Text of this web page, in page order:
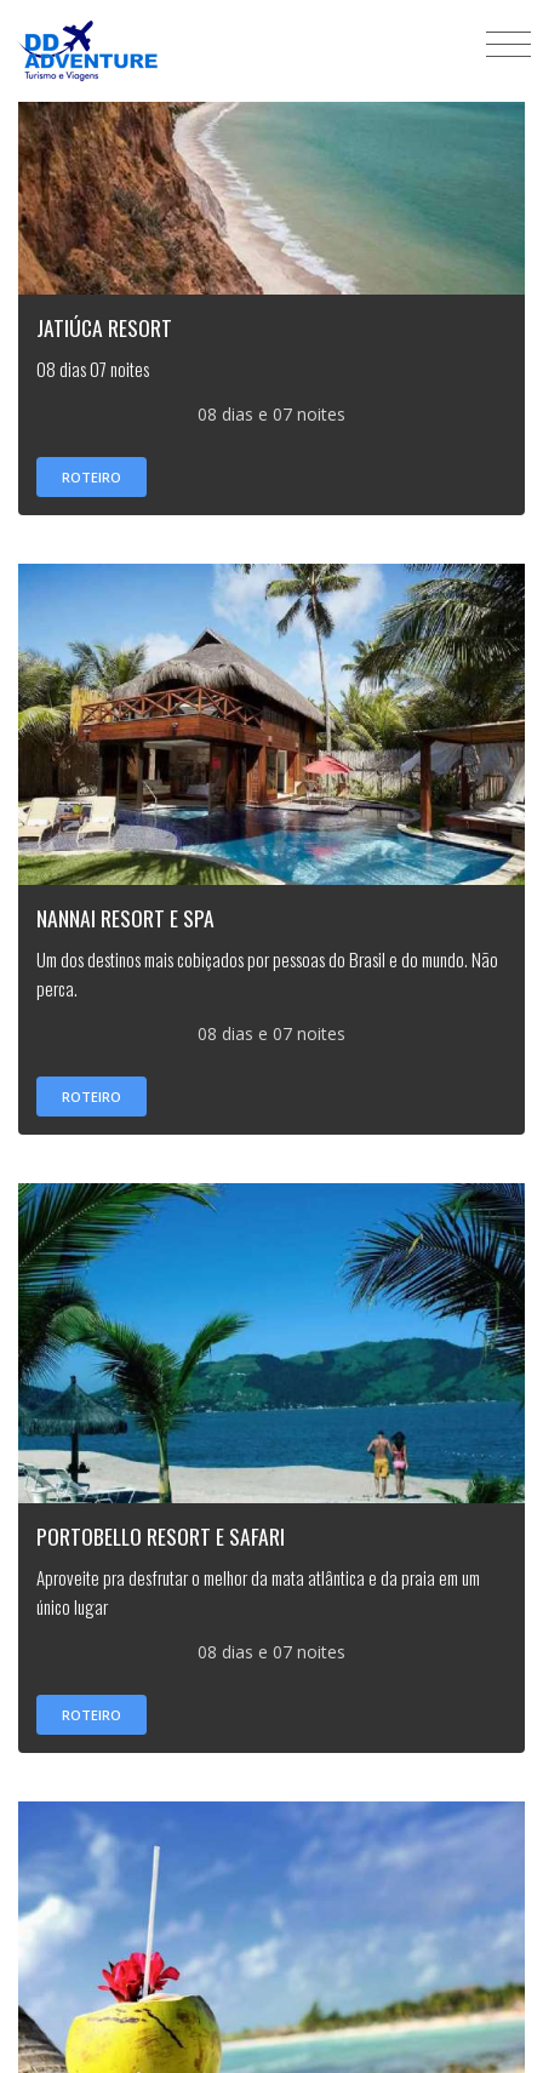
JATIÚCA RESORT
08 dias 07 noites
08 dias e 07 noites
ROTEIRO
NANNAI RESORT E SPA
Um dos destinos mais cobiçados por pessoas do Brasil e do mundo. Não
perca.
08 dias e 07 noites
ROTEIRO
PORTOBELLO RESORT E SAFARI
Aproveite pra desfrutar o melhor da mata atlântica e da praia em um
único lugar
08 dias e 07 noites
ROTEIRO